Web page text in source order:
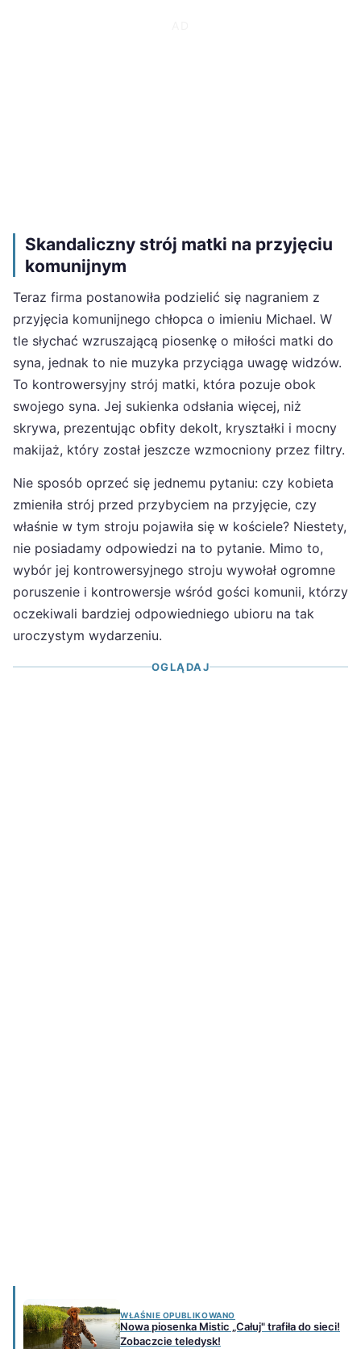
Skandaliczny strój matki na przyjęciu
komunijnym
Teraz firma postanowiła podzielić się nagraniem z
przyjęcia komunijnego chłopca o imieniu Michael. W
tle słychać wzruszającą piosenkę o miłości matki do
syna, jednak to nie muzyka przyciąga uwagę widzów.
To kontrowersyjny strój matki, która pozuje obok
swojego syna. Jej sukienka odsłania więcej, niż
skrywa, prezentując obfity dekolt, kryształki i mocny
makijaż, który został jeszcze wzmocniony przez filtry.
Nie sposób oprzeć się jednemu pytaniu: czy kobieta
zmieniła strój przed przybyciem na przyjęcie, czy
właśnie w tym stroju pojawiła się w kościele? Niestety,
nie posiadamy odpowiedzi na to pytanie. Mimo to,
wybór jej kontrowersyjnego stroju wywołał ogromne
poruszenie i kontrowersje wśród gości komunii, którzy
oczekiwali bardziej odpowiedniego ubioru na tak
uroczystym wydarzeniu.
OGLĄDAJ
WŁAŚNIE OPUBLIKOWANO
Nowa piosenka Mistic „Całuj" trafiła do sieci!
Zobaczcie teledysk!